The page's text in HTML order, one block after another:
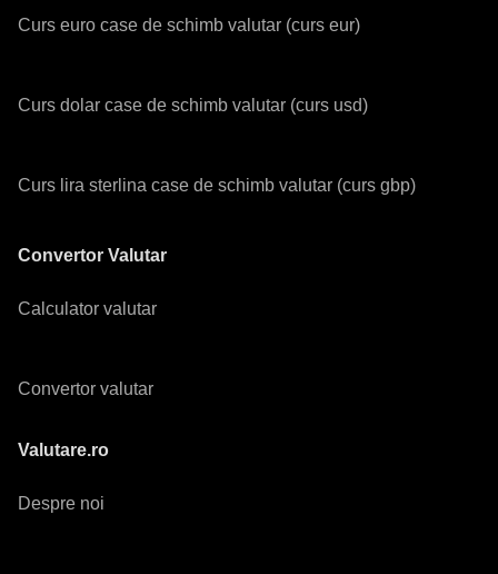
Curs euro case de schimb valutar (curs eur)
Curs dolar case de schimb valutar (curs usd)
Curs lira sterlina case de schimb valutar (curs gbp)
Convertor Valutar
Calculator valutar
Convertor valutar
Valutare.ro
Despre noi